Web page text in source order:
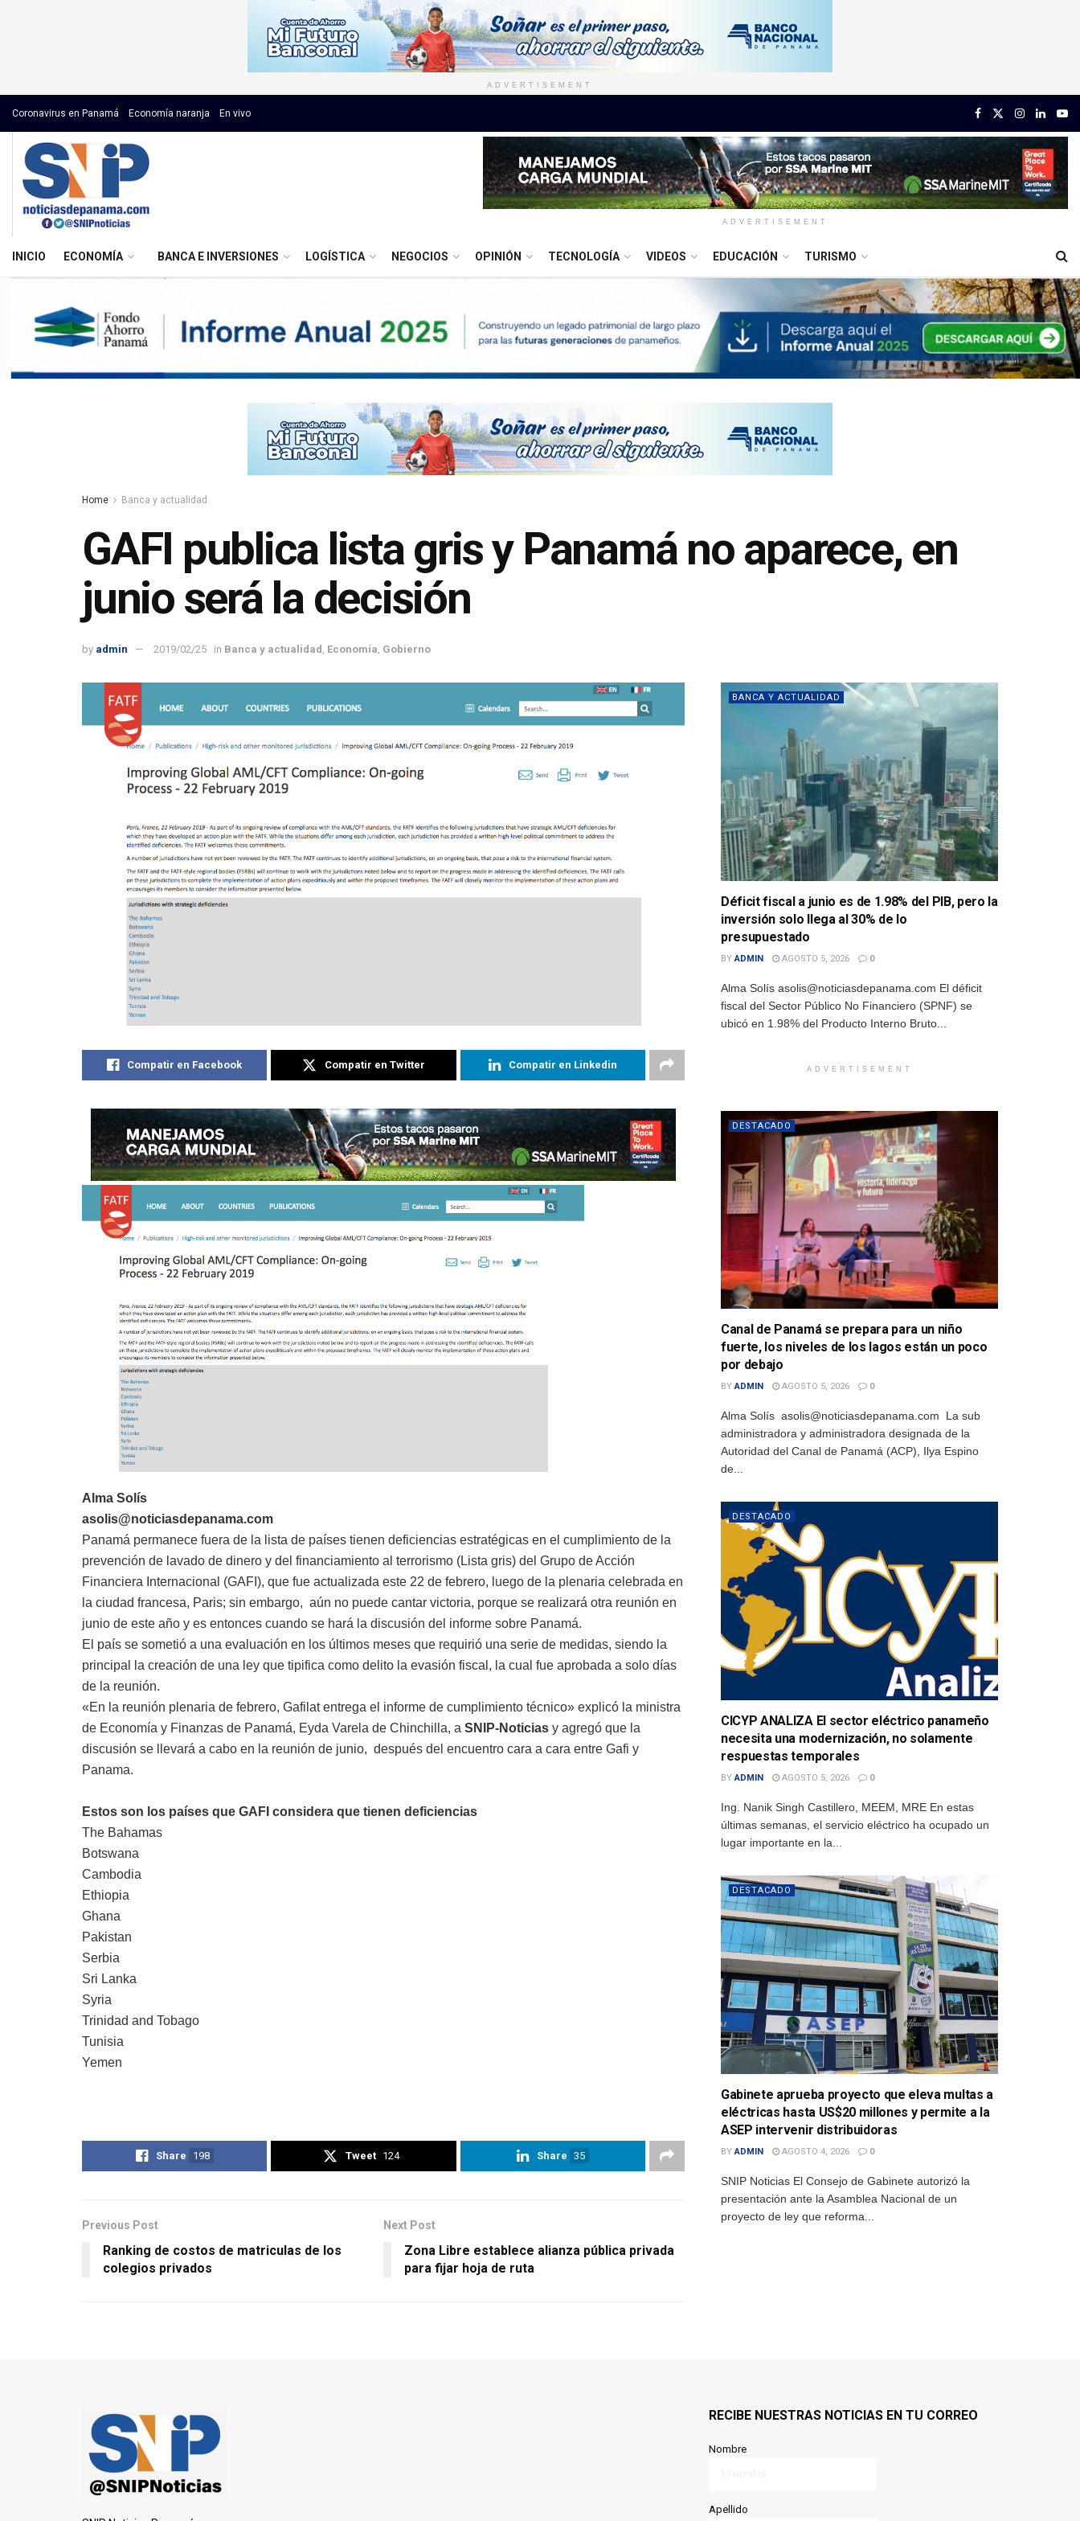
ADVERTISEMENT
Coronavirus en Panamá Economía naranja En vivo
ADVERTISEMENT
INICIO ECONOMÍA BANCA E INVERSIONES LOGÍSTICA NEGOCIOS OPINIÓN TECNOLOGÍA VIDEOS EDUCACIÓN TURISMO
Home Banca y actualidad
GAFI publica lista gris y Panamá no aparece, en
junio será la decisión
by admin 2019/02/25 in Banca y actualidad Economía Gobierno
Compatir en Facebook Compatir en Twitter Compatir en Linkedin
Alma Solís
asolis@noticiasdepanama.com
Panamá permanece fuera de la lista de países tienen deficiencias estratégicas en el cumplimiento de la
prevención de lavado de dinero y del financiamiento al terrorismo (Lista gris) del Grupo de Acción
Financiera Internacional (GAFI), que fue actualizada este 22 de febrero, luego de la plenaria celebrada en
la ciudad francesa, Paris; sin embargo, aún no puede cantar victoria, porque se realizará otra reunión en
junio de este año y es entonces cuando se hará la discusión del informe sobre Panamá.
El país se sometió a una evaluación en los últimos meses que requirió una serie de medidas, siendo la
principal la creación de una ley que tipifica como delito la evasión fiscal, la cual fue aprobada a solo días
de la reunión.
«En la reunión plenaria de febrero, Gafilat entrega el informe de cumplimiento técnico» explicó la ministra
de Economía y Finanzas de Panamá, Eyda Varela de Chinchilla, a SNIP-Noticias y agregó que la
discusión se llevará a cabo en la reunión de junio, después del encuentro cara a cara entre Gafi y
Panama.
Estos son los países que GAFI considera que tienen deficiencias
The Bahamas
Botswana
Cambodia
Ethiopia
Ghana
Pakistan
Serbia
Sri Lanka
Syria
Trinidad and Tobago
Tunisia
Yemen
Share 198 Tweet 124 Share 35
Previous Post
Ranking de costos de matriculas de los
colegios privados
Next Post
Zona Libre establece alianza pública privada
para fijar hoja de ruta
BANCA Y ACTUALIDAD
Déficit fiscal a junio es de 1.98% del PIB, pero la
inversión solo llega al 30% de lo
presupuestado
BY ADMIN AGOSTO 5, 2026 0
Alma Solís asolis@noticiasdepanama.com El déficit
fiscal del Sector Público No Financiero (SPNF) se
ubicó en 1.98% del Producto Interno Bruto...
ADVERTISEMENT
DESTACADO
Canal de Panamá se prepara para un niño
fuerte, los niveles de los lagos están un poco
por debajo
BY ADMIN AGOSTO 5, 2026 0
Alma Solís asolis@noticiasdepanama.com La sub
administradora y administradora designada de la
Autoridad del Canal de Panamá (ACP), Ilya Espino
de...
DESTACADO
CICYP ANALIZA El sector eléctrico panameño
necesita una modernización, no solamente
respuestas temporales
BY ADMIN AGOSTO 5, 2026 0
Ing. Nanik Singh Castillero, MEEM, MRE En estas
últimas semanas, el servicio eléctrico ha ocupado un
lugar importante en la...
DESTACADO
Gabinete aprueba proyecto que eleva multas a
eléctricas hasta US$20 millones y permite a la
ASEP intervenir distribuidoras
BY ADMIN AGOSTO 4, 2026 0
SNIP Noticias El Consejo de Gabinete autorizó la
presentación ante la Asamblea Nacional de un
proyecto de ley que reforma...
RECIBE NUESTRAS NOTICIAS EN TU CORREO
Nombre
Apellido